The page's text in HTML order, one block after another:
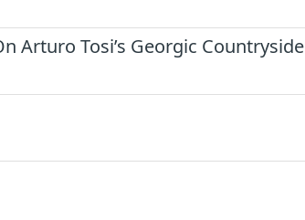
Arturo Tosi’s Georgic Countryside